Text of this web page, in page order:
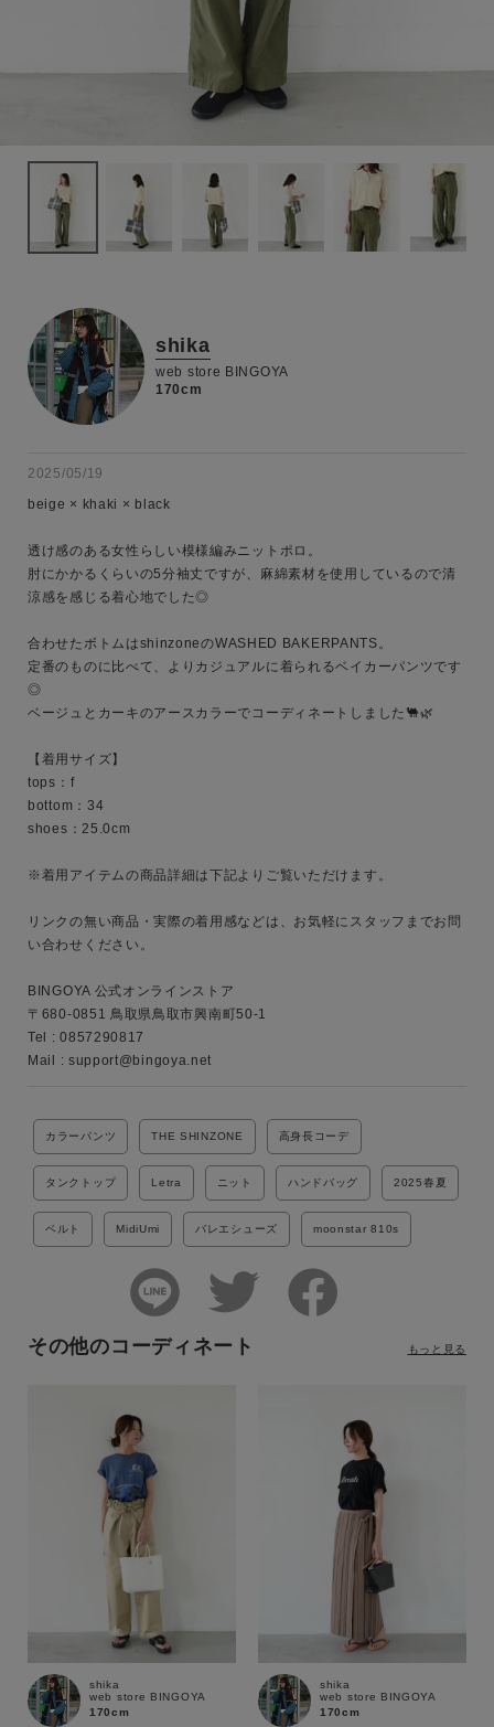
性別
MENS
サイズ
ブランド
shika
web store BINGOYA
170cm
2025/05/19
beige × khaki × black
透け感のある女性らしい模様編みニットポロ。
肘にかかるくらいの5分袖丈ですが、麻綿素材を使用しているので清
涼感を感じる着心地でした◎
合わせたボトムはshinzoneのWASHED BAKERPANTS。
定番のものに比べて、よりカジュアルに着られるベイカーパンツです
◎
ベージュとカーキのアースカラーでコーディネートしました🐫🌿
【着用サイズ】
tops：f
bottom：34
shoes：25.0cm
※着用アイテムの商品詳細は下記よりご覧いただけます。
リンクの無い商品・実際の着用感などは、お気軽にスタッフまでお問
い合わせください。
BINGOYA 公式オンラインストア
〒680-0851 鳥取県鳥取市興南町50-1
Tel : 0857290817
Mail : support@bingoya.net
カラーパンツ THE SHINZONE 高身長コーデ
タンクトップ Letra ニット ハンドバッグ 2025春夏
ベルト MidiUmi バレエシューズ moonstar 810s
その他のコーディネート
shika
web store BINGOYA
170cm
shika
web store BINGOYA
170cm
もっと見る